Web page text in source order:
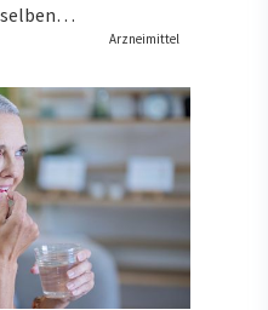
Arzneimittel